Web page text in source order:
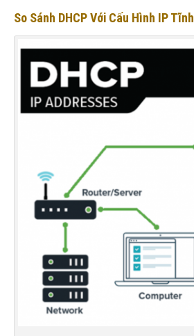
So Sánh DHCP Với Cấu Hình IP Tĩnh